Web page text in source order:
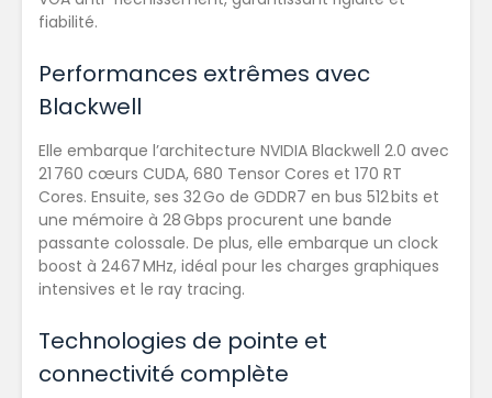
fiabilité.
Performances extrêmes avec
Blackwell
Elle embarque l’architecture NVIDIA Blackwell 2.0 avec
21 760 cœurs CUDA, 680 Tensor Cores et 170 RT
Cores. Ensuite, ses 32 Go de GDDR7 en bus 512 bits et
une mémoire à 28 Gbps procurent une bande
passante colossale. De plus, elle embarque un clock
boost à 2467 MHz, idéal pour les charges graphiques
intensives et le ray tracing.
Technologies de pointe et
connectivité complète